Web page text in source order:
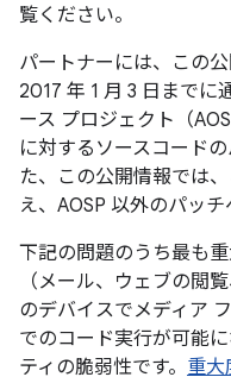
覧ください。
パートナーには、この
2017 年 1 月 3 日までに
ース プロジェクト（
に対するソースコード
た、この公開情報では
え、AOSP 以外のパッ
下記の問題のうち最も
（メール、ウェブの閲
のデバイスでメディア
でのコード実行が可能
ティの脆弱性です。 重大